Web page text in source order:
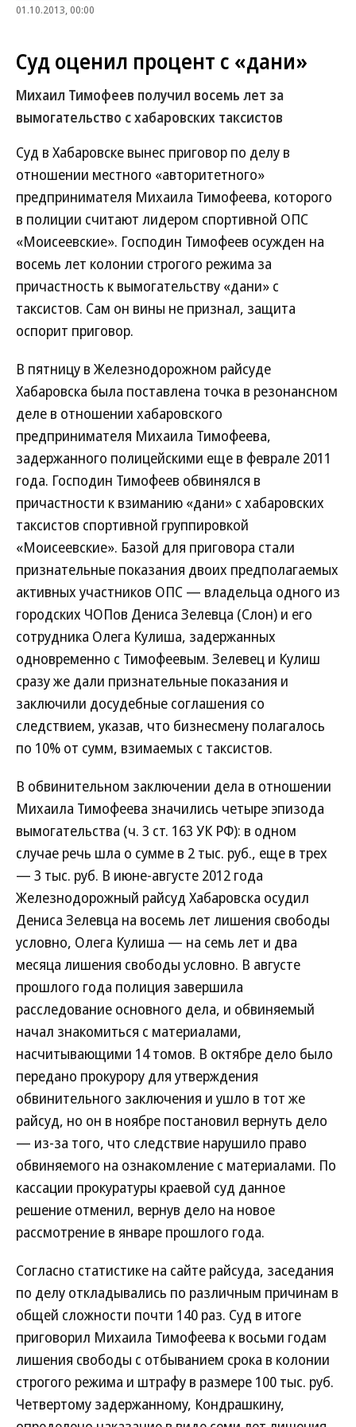
01.10.2013, 00:00
Суд оценил процент с «дани»
Михаил Тимофеев получил восемь лет за
вымогательство с хабаровских таксистов
Суд в Хабаровске вынес приговор по делу в
отношении местного «авторитетного»
предпринимателя Михаила Тимофеева, которого
в полиции считают лидером спортивной ОПС
«Моисеевские». Господин Тимофеев осужден на
восемь лет колонии строгого режима за
причастность к вымогательству «дани» с
таксистов. Сам он вины не признал, защита
оспорит приговор.
В пятницу в Железнодорожном райсуде
Хабаровска была поставлена точка в резонансном
деле в отношении хабаровского
предпринимателя Михаила Тимофеева,
задержанного полицейскими еще в феврале 2011
года. Господин Тимофеев обвинялся в
причастности к взиманию «дани» с хабаровских
таксистов спортивной группировкой
«Моисеевские». Базой для приговора стали
признательные показания двоих предполагаемых
активных участников ОПС — владельца одного из
городских ЧОПов Дениса Зелевца (Слон) и его
сотрудника Олега Кулиша, задержанных
одновременно с Тимофеевым. Зелевец и Кулиш
сразу же дали признательные показания и
заключили досудебные соглашения со
следствием, указав, что бизнесмену полагалось
по 10% от сумм, взимаемых с таксистов.
В обвинительном заключении дела в отношении
Михаила Тимофеева значились четыре эпизода
вымогательства (ч. 3 ст. 163 УК РФ): в одном
случае речь шла о сумме в 2 тыс. руб., еще в трех
— 3 тыс. руб. В июне-августе 2012 года
Железнодорожный райсуд Хабаровска осудил
Дениса Зелевца на восемь лет лишения свободы
условно, Олега Кулиша — на семь лет и два
месяца лишения свободы условно. В августе
прошлого года полиция завершила
расследование основного дела, и обвиняемый
начал знакомиться с материалами,
насчитывающими 14 томов. В октябре дело было
передано прокурору для утверждения
обвинительного заключения и ушло в тот же
райсуд, но он в ноябре постановил вернуть дело
— из-за того, что следствие нарушило право
обвиняемого на ознакомление с материалами. По
кассации прокуратуры краевой суд данное
решение отменил, вернув дело на новое
рассмотрение в январе прошлого года.
Согласно статистике на сайте райсуда, заседания
по делу откладывались по различным причинам в
общей сложности почти 140 раз. Суд в итоге
приговорил Михаила Тимофеева к восьми годам
лишения свободы с отбыванием срока в колонии
строгого режима и штрафу в размере 100 тыс. руб.
Четвертому задержанному, Кондрашкину,